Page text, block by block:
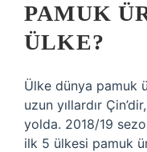
PAMUK
ÜLKE?
Ülke dünya pamuk
uzun yıllardır
yolda. 2018/19
ilk 5 ülkesi pamuk